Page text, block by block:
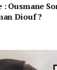
: Ousmane
Diouf ?